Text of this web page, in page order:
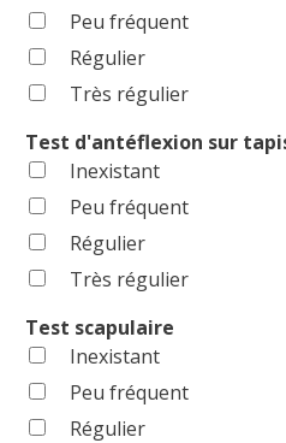
Peu fréquent
Régulier
Très régulier
Test d'antéflexion sur
Inexistant
Peu fréquent
Régulier
Très régulier
Test scapulaire
Inexistant
Peu fréquent
Régulier